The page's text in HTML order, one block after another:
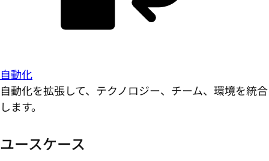
自動化
自動化を拡張して、テクノロジー、チーム、環境を統合
します。
ユースケース